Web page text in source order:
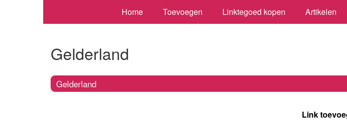
Home Toevoegen Linktegoed kopen Artikelen
Gelderland
Gelderland
Link